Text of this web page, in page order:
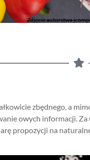
Zdjęcie autorstwa
zbędnego, a
owych informacji.
propozycji na